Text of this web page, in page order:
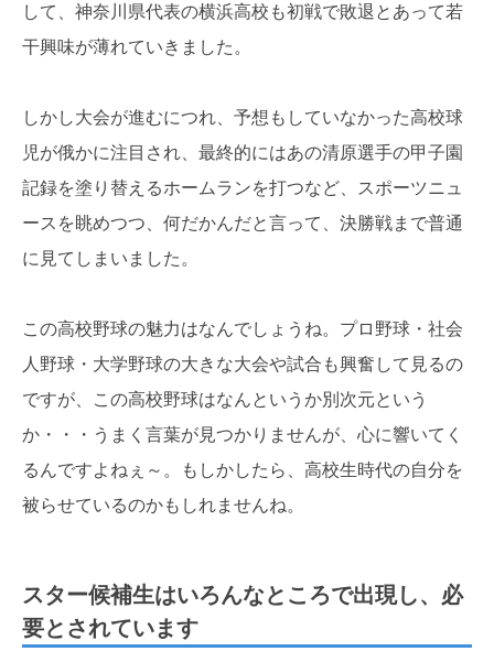
して、神奈川県代表の横浜高校も初戦で敗退とあって若
干興味が薄れていきました。
しかし大会が進むにつれ、予想もしていなかった高校球
児が俄かに注目され、最終的にはあの清原選手の甲子園
記録を塗り替えるホームランを打つなど、スポーツニュ
ースを眺めつつ、何だかんだと言って、決勝戦まで普通
に見てしまいました。
この高校野球の魅力はなんでしょうね。プロ野球・社会
人野球・大学野球の大きな大会や試合も興奮して見るの
ですが、この高校野球はなんというか別次元という
か・・・うまく言葉が見つかりませんが、心に響いてく
るんですよねぇ～。もしかしたら、高校生時代の自分を
被らせているのかもしれませんね。
スター候補生はいろんなところで出現し、必
要とされています